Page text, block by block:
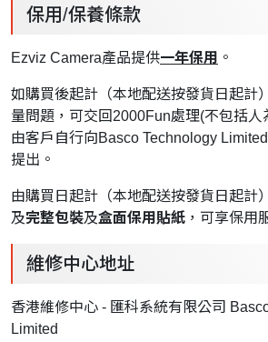
保用/保養條款
Ezviz Camera產品提供一年保用 。
如購買後起計（本地配送按發貨日起計
量問題，可交回2000Fun處理(不包括人
由客戶自行向Basco Technology
提出。
由購買日起計（本地配送按發貨日起計
及完整包裝及盒面保用貼紙 ，可享保用
維修中心地址
香港維修中心 - 匯科系統有限公司
Limited